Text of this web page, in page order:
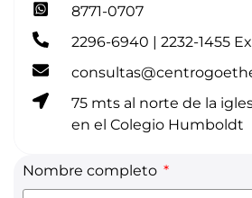
8771-0707
2296-6940 | 2232-1455
75 mts al norte de la
en el Colegio Humboldt
Nombre completo